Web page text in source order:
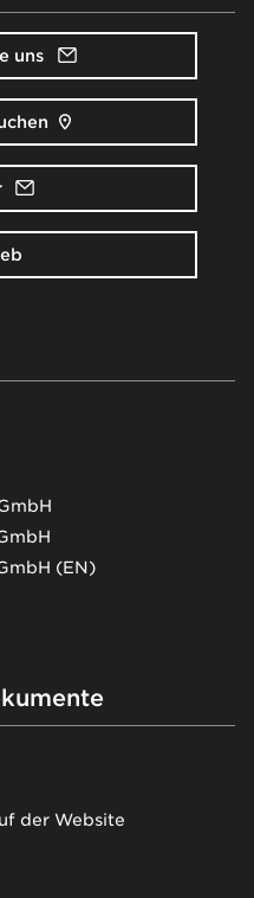
uns
(EN)
der Website